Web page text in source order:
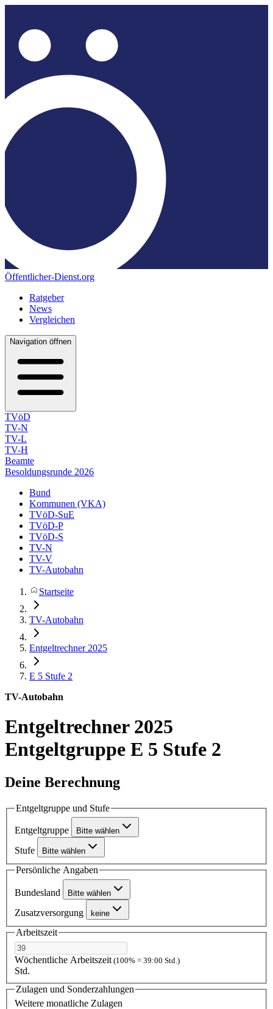
Öffentlicher-Dienst.org
Ratgeber
News
Vergleichen
Navigation öffnen
TVöD
TV-N
TV-L
TV-H
Beamte
Besoldungsrunde 2026
Bund
Kommunen (VKA)
TVöD-SuE
TVöD-P
TVöD-S
TV-N
TV-V
TV-Autobahn
Startseite
TV-Autobahn
Entgeltrechner 2025
E 5 Stufe 2
TV-Autobahn
Entgeltrechner 2025
Entgeltgruppe E 5 Stufe 2
Deine Berechnung
Entgeltgruppe und Stufe
Entgeltgruppe Bitte wählen
Stufe Bitte wählen
Persönliche Angaben
Bundesland Bitte wählen
Zusatzversorgung keine
Arbeitszeit
Wöchentliche Arbeitszeit (100% = 39:00 Std.)
Std.
Zulagen und Sonderzahlungen
Weitere monatliche Zulagen